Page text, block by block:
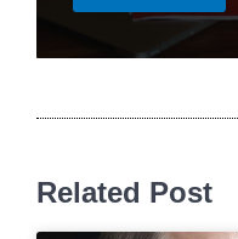
Related Post